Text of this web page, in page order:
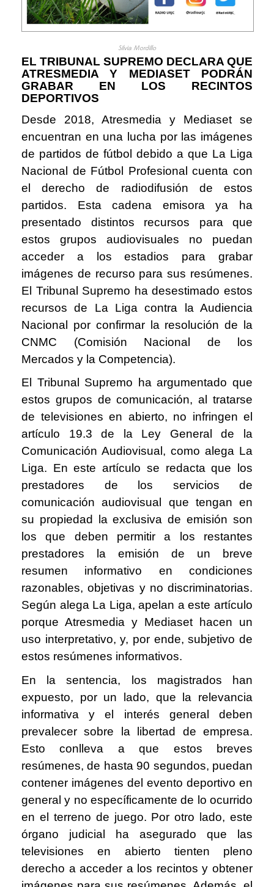
Silvia Mordillo
EL TRIBUNAL SUPREMO DECLARA QUE
ATRESMEDIA Y MEDIASET PODRÁN
GRABAR EN LOS RECINTOS
DEPORTIVOS
Desde 2018, Atresmedia y Mediaset se
encuentran en una lucha por las imágenes
de partidos de fútbol debido a que La Liga
Nacional de Fútbol Profesional cuenta con
el derecho de radiodifusión de estos
partidos. Esta cadena emisora ya ha
presentado distintos recursos para que
estos grupos audiovisuales no puedan
acceder a los estadios para grabar
imágenes de recurso para sus resúmenes.
El Tribunal Supremo ha desestimado estos
recursos de La Liga contra la Audiencia
Nacional por confirmar la resolución de la
CNMC (Comisión Nacional de los
Mercados y la Competencia).
El Tribunal Supremo ha argumentado que
estos grupos de comunicación, al tratarse
de televisiones en abierto, no infringen el
artículo 19.3 de la Ley General de la
Comunicación Audiovisual, como alega La
Liga. En este artículo se redacta que los
prestadores de los servicios de
comunicación audiovisual que tengan en
su propiedad la exclusiva de emisión son
los que deben permitir a los restantes
prestadores la emisión de un breve
resumen informativo en condiciones
razonables, objetivas y no discriminatorias.
Según alega La Liga, apelan a este artículo
porque Atresmedia y Mediaset hacen un
uso interpretativo, y, por ende, subjetivo de
estos resúmenes informativos.
En la sentencia, los magistrados han
expuesto, por un lado, que la relevancia
informativa y el interés general deben
prevalecer sobre la libertad de empresa.
Esto conlleva a que estos breves
resúmenes, de hasta 90 segundos, puedan
contener imágenes del evento deportivo en
general y no específicamente de lo ocurrido
en el terreno de juego. Por otro lado, este
órgano judicial ha asegurado que las
televisiones en abierto tienten pleno
derecho a acceder a los recintos y obtener